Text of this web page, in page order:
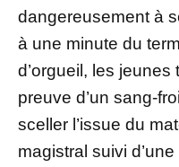
dangereusement à
à une minute du
d’orgueil, les
preuve d’un sang-
sceller l’issue du
magistral suivi